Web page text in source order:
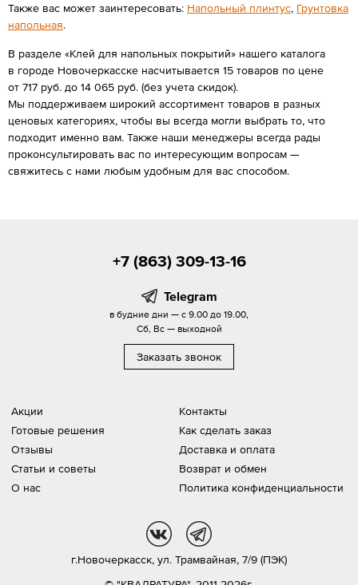
Также вас может заинтересовать: Напольный плинтус, Грунтовка
напольная.
В разделе «Клей для напольных покрытий» нашего каталога
в городе Новочеркасске насчитывается 15 товаров по цене
от 717 руб. до 14 065 руб. (без учета скидок).
Мы поддерживаем широкий ассортимент товаров в разных
ценовых категориях, чтобы вы всегда могли выбрать то, что
подходит именно вам. Также наши менеджеры всегда рады
проконсультировать вас по интересующим вопросам —
свяжитесь с нами любым удобным для вас способом.
Акции
Готовые решения
Отзывы
Статьи и советы
О нас
Контакты
Как сделать заказ
Доставка и оплата
Возврат и обмен
Политика конфиденциальности
+7 (863) 309-13-16
Telegram
в будние дни — с 9.00 до 19.00,
Сб, Вс — выходной
Заказать звонок
г.Новочеркасск, ул. Трамвайная, 7/9 (ПЭК)